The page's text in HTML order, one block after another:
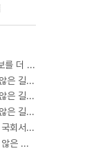
[여론조사④][한걸음더]광주전남 지역민들은 어떤 후보를 더 선호할까.. 변수는?
[한걸음더]전남광주통합특별시 출범 기획 보도 [가지 않은 길] 5편 프랑스 헌법에 새긴 '지방 분권'..전남광주 통합 성공 조건은?
[한걸음더]전남광주통합특별시 출범 기획 보도 [가지 않은 길] 4편 프랑스 지역 통합 10년 성적표
[한걸음더]전남광주통합특별시 출범 기획 보도 [가지 않은 길] 3편 프랑스 통합 10년 지났지만..."우린 여전히 알자스인"
[한걸음더] 헬스장 '먹튀' 잇따르고 있지만 …방지법은 국회서 낮잠
[한걸음더] 전남광주통합특별시 출범 기획 보도 [가지 않은 길] 2편 지방이 주도한 투자..'유럽 상위 5개 지역' 도약 비결은?